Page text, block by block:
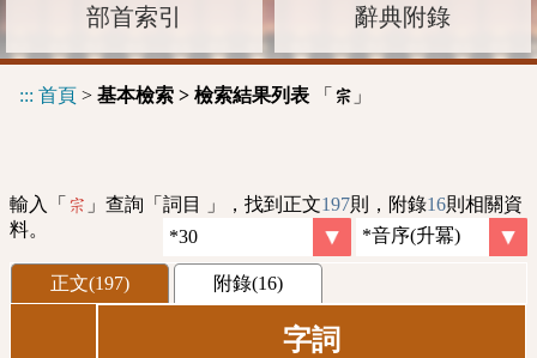
部首索引 辭典附錄
::: 首頁 > 基本檢索 > 檢索結果列表 「 宗 」
輸入「 宗 」查詢「詞目 」，找到正文197則，附錄16則相關資
料。
正文(197) 附錄(16)
字詞